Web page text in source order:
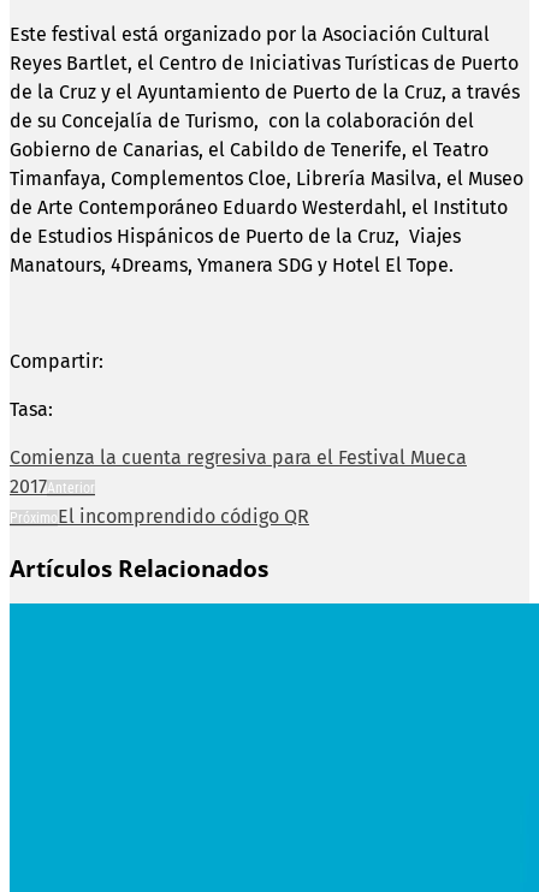
Este festival está organizado por la Asociación Cultural
Reyes Bartlet, el Centro de Iniciativas Turísticas de Puerto
de la Cruz y el Ayuntamiento de Puerto de la Cruz, a través
de su Concejalía de Turismo, con la colaboración del
Gobierno de Canarias, el Cabildo de Tenerife, el Teatro
Timanfaya, Complementos Cloe, Librería Masilva, el Museo
de Arte Contemporáneo Eduardo Westerdahl, el Instituto
de Estudios Hispánicos de Puerto de la Cruz, Viajes
Manatours, 4Dreams, Ymanera SDG y Hotel El Tope.
Compartir:
Tasa:
Comienza la cuenta regresiva para el Festival Mueca
2017Anterior
PróximoEl incomprendido código QR
Artículos Relacionados